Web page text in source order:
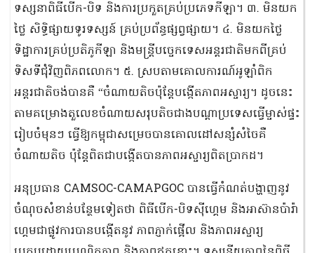
ទស្សនាពិធីបើក-បិទ និងការប្រកួតគ្រប់ប្រភេទកីឡា។ ៣. មិនយក
ថ្លៃ សិទ្ធិផ្សាយទូរទស្សន៍ គ្រប់ប្រព័ន្ធផ្សព្វផ្សាយ។ ៤. មិនយកថ្លៃ
ទិដ្ឋាការគ្រប់ប្រតិភូកីឡា និងមន្ត្រីបច្ចេកទេសអន្តរជាតិមកពីគ្រប់
ទិសទីជុំវិញពិភពលោក។ ៥. ស្របតាមគោលការណ៍អូឡាំពិក
អន្តរជាតិចង់បានគឺ “ចំណាយតិចប៉ុន្តែបង្កើតភាពអស្ចារ្យ។ ដូចនេះ
តាមគម្រោងតួលេខចំណាយសរុបតិចជាងបណ្តាប្រទេសធ្វើម្ចាស់ផ្ទះ
រៀបចំមុនៗ ធ្វើឱ្យកម្ពុជាសម្រេចបានគោលដៅសន្សំសំចៃគឺ
ចំណាយតិច ប៉ុន្តែពិតជាបង្កើតបានភាពអស្ចារ្យពិតប្រាកដ។
អនុប្រធាន CAMSOC-CAMAPGOC បានធ្វើកំណត់បង្ហាញនូវ
ចំណុចសំខាន់បន្ថែមទៀតថា ពិធីបើក-បិទស៊ីហ្គេម និងអាស៊ានប៉ារ៉ា
ហ្គេមជាផ្លូវការបានបង្កើតនូវ ភាពភ្ញាក់ផ្អើល និងភាពអស្ចារ្យ